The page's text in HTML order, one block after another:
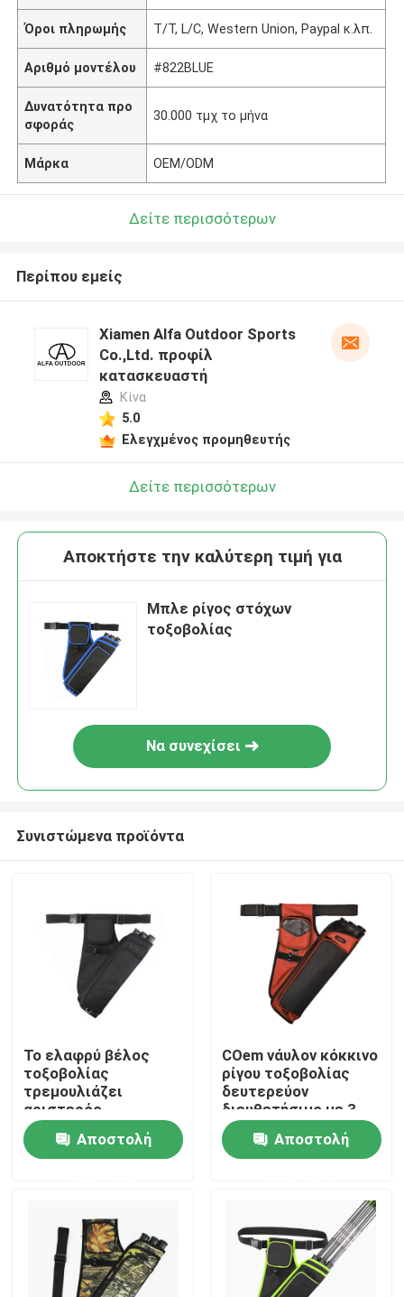
Προϊόντα
Σχετικά με εμάς
Όροι πληρωμής T/T, L/C, Western Union, Paypal κ.λπ.
Αριθμό μοντέλου #822BLUE
Δυνατότητα προ
σφοράς
30.000 τμχ το μήνα
Μάρκα OEM/ODM
Δείτε περισσότερων
Περίπου εμείς
Xiamen Alfa Outdoor Sports
Co.,Ltd. προφίλ
κατασκευαστή
Κίνα
5.0
Ελεγχμένος προμηθευτής
Δείτε περισσότερων
Αποκτήστε την καλύτερη τιμή για
Μπλε ρίγος στόχων
τοξοβολίας
Να συνεχίσει
Συνιστώμενα προϊόντα
Το ελαφρύ βέλος
τοξοβολίας
τρεμουλιάζει
αριστερός
διαθέσιμος ρίγος
βελών κυνηγιού
Αποστολή
COem νάυλον κόκκινο
ρίγου τοξοβολίας
δευτερεύον
διευθετήσιμο με 3
περιπτώσεις
σωλήνων βελών
Αποστολή